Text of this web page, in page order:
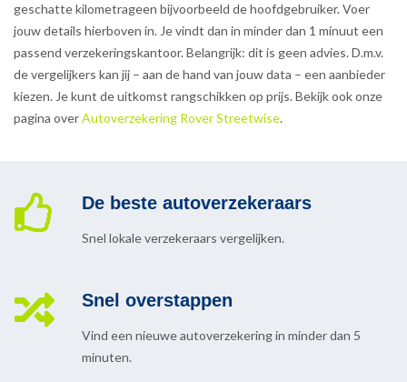
geschatte kilometrageen bijvoorbeeld de hoofdgebruiker. Voer
jouw details hierboven in. Je vindt dan in minder dan 1 minuut een
passend verzekeringskantoor. Belangrijk: dit is geen advies. D.m.v.
de vergelijkers kan jij – aan de hand van jouw data – een aanbieder
kiezen. Je kunt de uitkomst rangschikken op prijs. Bekijk ook onze
pagina overAutoverzekering Rover Streetwise.
De beste autoverzekeraars
Snel lokale verzekeraars vergelijken.
Snel overstappen
Vind een nieuwe autoverzekering in minder dan 5
minuten.